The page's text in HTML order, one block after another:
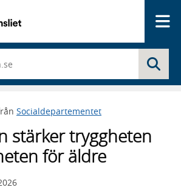
Socialdepartementet
stärker tryggheten
för äldre